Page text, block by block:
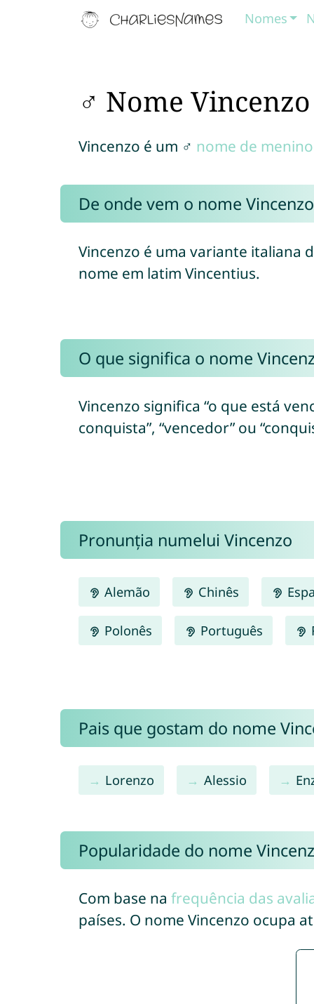
Nomes
♂ Nome Vincenzo
Vincenzo é um ♂ nome de menino
De onde vem o nome
Vincenzo é uma variante italiana
nome em latim Vincentius.
O que significa o nome
Vincenzo significa “o que está
conquista”, “vencedor” ou
Pronunția numelui Vincenzo
Alemão Chinês
Polonês Português
Pais que gostam do nome
Lorenzo Alessio
Popularidade do nome
Com base na frequência das
países. O nome Vincenzo ocupa